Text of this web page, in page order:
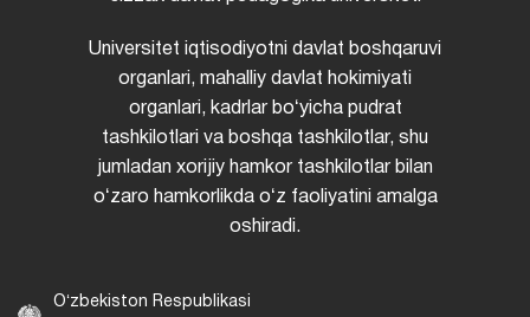
Universitet iqtisodiyotni davlat boshqaruvi
organlari, mahalliy davlat hokimiyati
organlari, kadrlar boʻyicha pudrat
tashkilotlari va boshqa tashkilotlar, shu
jumladan xorijiy hamkor tashkilotlar bilan
oʻzaro hamkorlikda oʻz faoliyatini amalga
oshiradi.
Oʻzbekiston Respublikasi